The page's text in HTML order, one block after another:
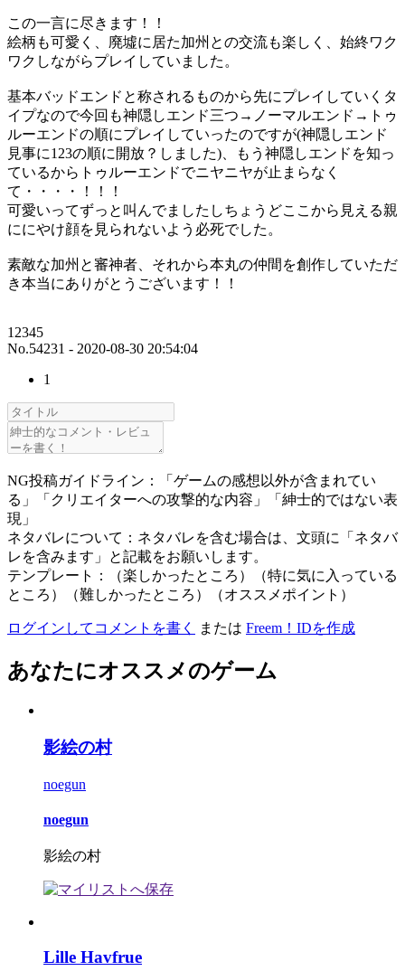
この一言に尽きます！！
絵柄も可愛く、廃墟に居た加州との交流も楽しく、始終ワク
ワクしながらプレイしていました。
基本バッドエンドと称されるものから先にプレイしていくタ
イプなので今回も神隠しエンド三つ→ノーマルエンド→トゥ
ルーエンドの順にプレイしていったのですが(神隠しエンド
見事に123の順に開放？しました)、もう神隠しエンドを知っ
ているからトゥルーエンドでニヤニヤが止まらなく
て・・・・！！！
可愛いってずっと叫んでましたしちょうどここから見える親
ににやけ顔を見られないよう必死でした。
素敵な加州と審神者、それから本丸の仲間を創作していただ
き本当にありがとうございます！！
12345
No.54231 - 2020-08-30 20:54:04
1
NG投稿ガイドライン：「ゲームの感想以外が含まれてい
る」「クリエイターへの攻撃的な内容」「紳士的ではない表
現」
ネタバレについて：ネタバレを含む場合は、文頭に「ネタバ
レを含みます」と記載をお願いします。
テンプレート：（楽しかったところ）（特に気に入っている
ところ）（難しかったところ）（オススメポイント）
ログインしてコメントを書く または Freem！IDを作成
あなたにオススメのゲーム
影絵の村
noegun
noegun
影絵の村
Lille Havfrue